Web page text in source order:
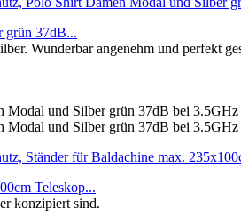
grün 37dB...
Wunderbar angenehm und perfekt
Teleskop...
konzipiert sind.